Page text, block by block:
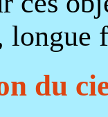
longue
du